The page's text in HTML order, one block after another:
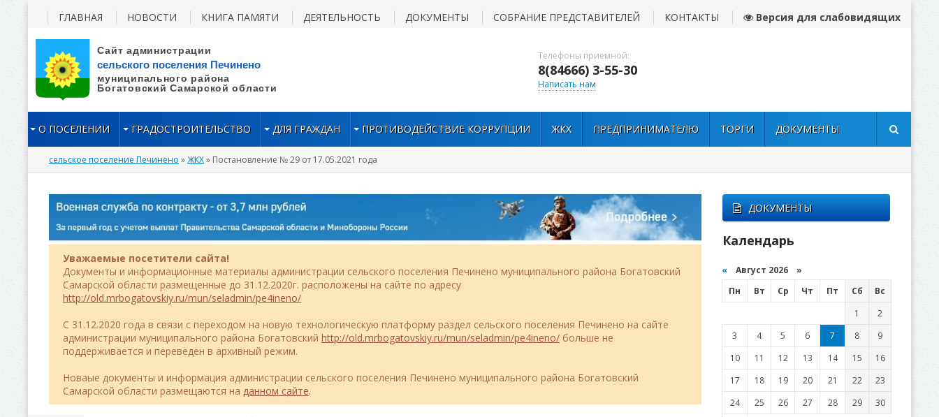
Телефоны приемной:
8(84666) 3-55-30
Написать нам
ГЛАВНАЯ НОВОСТИ КНИГА ПАМЯТИ ДЕЯТЕЛЬНОСТЬ ДОКУМЕНТЫ СОБРАНИЕ ПРЕДСТАВИТЕЛЕЙ КОНТАКТЫ Версия для слабовидящих
О ПОСЕЛЕНИИ ГРАДОСТРОИТЕЛЬСТВО ДЛЯ ГРАЖДАН ПРОТИВОДЕЙСТВИЕ КОРРУПЦИИ ЖКХ ПРЕДПРИНИМАТЕЛЮ ТОРГИ ДОКУМЕНТЫ
сельское поселение Печинено »ЖКХ» Постановление № 29 от 17.05.2021 года
Уважаемые посетители сайта!
Документы и информационные материалы администрации сельского поселения Печинено муниципального района Богатовский
Самарской области размещенные до 31.12.2020г. расположены на сайте по адресу
http://old.mrbogatovskiy.ru/mun/seladmin/pe4ineno/
C 31.12.2020 года в связи с переходом на новую технологическую платформу раздел сельского поселения Печинено на сайте
администрации муниципального района Богатовский http://old.mrbogatovskiy.ru/mun/seladmin/pe4ineno/ больше не
поддерживается и переведен в архивный режим.
Новаые документы и информация администрации сельского поселения Печинено муниципального района Богатовский
Самарской области размещаются на данном сайте.
ДОКУМЕНТЫ
Календарь
« Август 2026 »
Пн
Вт Ср Чт Пт Сб
Вс
1
2
3
4 5 6 7 8
9
10
11 12 13 14 15
16
17
18 19 20 21 22
23
24
25 26 27 28 29
30